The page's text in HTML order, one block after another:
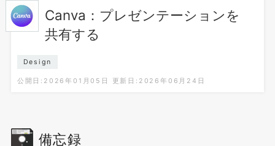
Canva：プレゼンテーションを
共有する
Design
公開日:2026年01月05日 更新日:2026年06月24日
備忘録